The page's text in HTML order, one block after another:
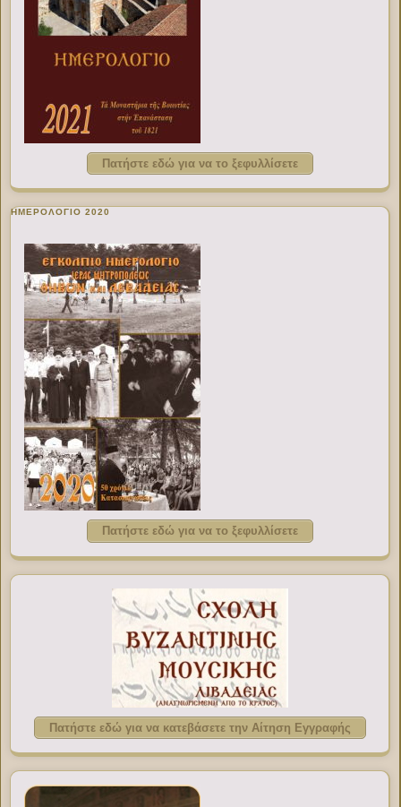
Πατήστε εδώ για να το ξεφυλλίσετε
ΗΜΕΡΟΛΟΓΙΟ 2020
Πατήστε εδώ για να το ξεφυλλίσετε
Πατήστε εδώ για να κατεβάσετε την Αίτηση Εγγραφής